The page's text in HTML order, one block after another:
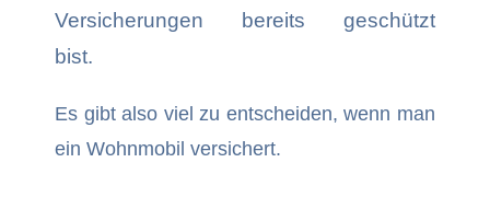
Versicherungen bereits geschützt
bist.
Es gibt also viel zu entscheiden, wenn man
ein Wohnmobil versichert.